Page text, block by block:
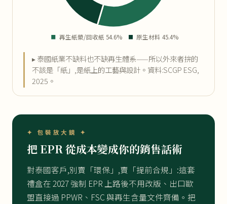
▸ 泰國紙業不缺料也不缺再生體系——所以外來者拚的
不該是「紙」,是紙上的工藝與設計。資料:SCGP ESG,
2025。
✦ 包裝放大鏡 ✦
把 EPR 從成本變成你的銷售話術
對泰國客戶,別賣「環保」,賣「提前合規」:這套
禮盒在 2027 強制 EPR 上路後不用改版、出口歐
盟直接過 PPWR、FSC 與再生含量文件齊備。把